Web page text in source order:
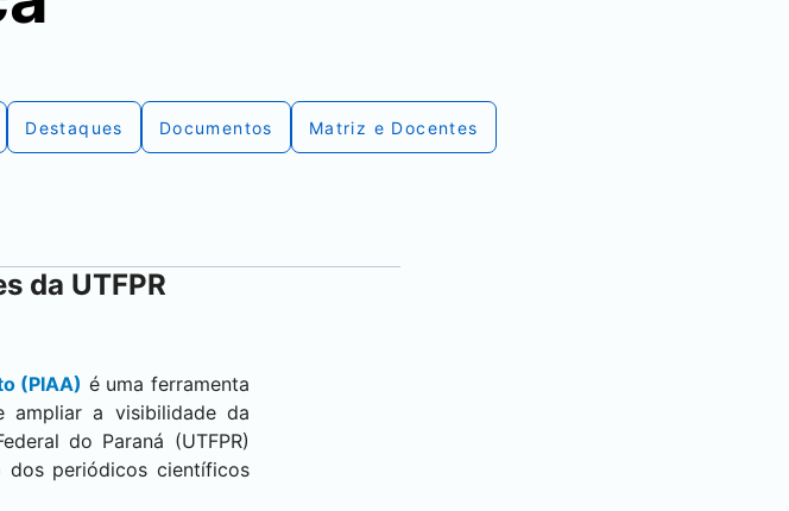
Destaques Documentos Matriz e Docentes
da UTFPR
(PIAA) é uma ferramenta
ampliar a visibilidade da
do Paraná (UTFPR)
periódicos científicos